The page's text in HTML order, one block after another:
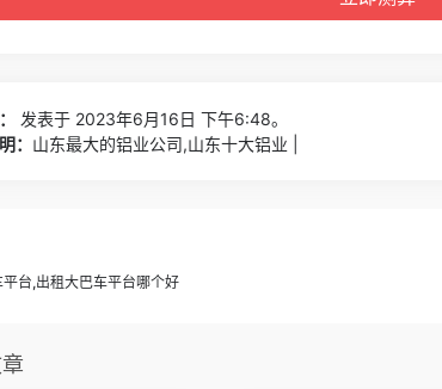
发表于 2023年6月16日 下午6:48。
： 山东最大的铝业公司,山东十大铝业 |
平台,出租大巴车平台哪个好